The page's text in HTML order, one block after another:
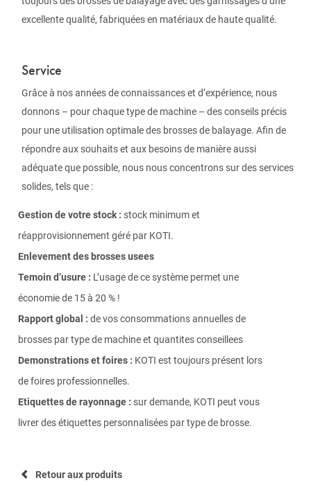
excellente qualité, fabriquées en matériaux de haute qualité.
Service
Grâce à nos années de connaissances et d’expérience, nous
donnons – pour chaque type de machine – des conseils précis
pour une utilisation optimale des brosses de balayage. Afin de
répondre aux souhaits et aux besoins de manière aussi
adéquate que possible, nous nous concentrons sur des services
solides, tels que :
Gestion de votre stock : stock minimum et
réapprovisionnement géré par KOTI.
Enlevement des brosses usees
Temoin d’usure : L’usage de ce système permet une
économie de 15 à 20 % !
Rapport global : de vos consommations annuelles de
brosses par type de machine et quantites conseillees
Demonstrations et foires : KOTI est toujours présent lors
de foires professionnelles.
Etiquettes de rayonnage : sur demande, KOTI peut vous
livrer des étiquettes personnalisées par type de brosse.
Retour aux produits